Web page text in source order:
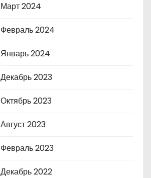
Март 2024
Февраль 2024
Январь 2024
Декабрь 2023
Октябрь 2023
Август 2023
Февраль 2023
Декабрь 2022